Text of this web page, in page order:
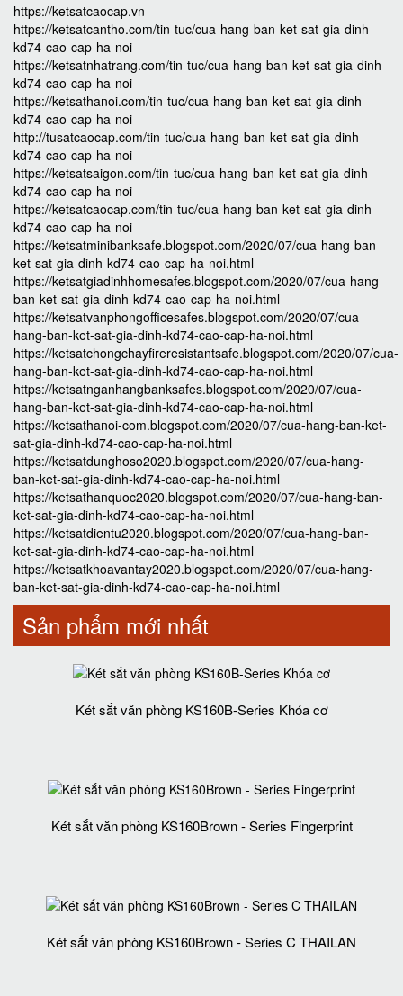
https://ketsatcaocap.vn
https://ketsatcantho.com/tin-tuc/cua-hang-ban-ket-sat-gia-dinh-
kd74-cao-cap-ha-noi
https://ketsatnhatrang.com/tin-tuc/cua-hang-ban-ket-sat-gia-dinh-
kd74-cao-cap-ha-noi
https://ketsathanoi.com/tin-tuc/cua-hang-ban-ket-sat-gia-dinh-
kd74-cao-cap-ha-noi
http://tusatcaocap.com/tin-tuc/cua-hang-ban-ket-sat-gia-dinh-
kd74-cao-cap-ha-noi
https://ketsatsaigon.com/tin-tuc/cua-hang-ban-ket-sat-gia-dinh-
kd74-cao-cap-ha-noi
https://ketsatcaocap.com/tin-tuc/cua-hang-ban-ket-sat-gia-dinh-
kd74-cao-cap-ha-noi
https://ketsatminibanksafe.blogspot.com/2020/07/cua-hang-ban-
ket-sat-gia-dinh-kd74-cao-cap-ha-noi.html
https://ketsatgiadinhhomesafes.blogspot.com/2020/07/cua-hang-
ban-ket-sat-gia-dinh-kd74-cao-cap-ha-noi.html
https://ketsatvanphongofficesafes.blogspot.com/2020/07/cua-
hang-ban-ket-sat-gia-dinh-kd74-cao-cap-ha-noi.html
https://ketsatchongchayfireresistantsafe.blogspot.com/2020/07/cua-
hang-ban-ket-sat-gia-dinh-kd74-cao-cap-ha-noi.html
https://ketsatnganhangbanksafes.blogspot.com/2020/07/cua-
hang-ban-ket-sat-gia-dinh-kd74-cao-cap-ha-noi.html
https://ketsathanoi-com.blogspot.com/2020/07/cua-hang-ban-ket-
sat-gia-dinh-kd74-cao-cap-ha-noi.html
https://ketsatdunghoso2020.blogspot.com/2020/07/cua-hang-
ban-ket-sat-gia-dinh-kd74-cao-cap-ha-noi.html
https://ketsathanquoc2020.blogspot.com/2020/07/cua-hang-ban-
ket-sat-gia-dinh-kd74-cao-cap-ha-noi.html
https://ketsatdientu2020.blogspot.com/2020/07/cua-hang-ban-
ket-sat-gia-dinh-kd74-cao-cap-ha-noi.html
https://ketsatkhoavantay2020.blogspot.com/2020/07/cua-hang-
ban-ket-sat-gia-dinh-kd74-cao-cap-ha-noi.html
Sản phẩm mới nhất
Két sắt văn phòng KS160B-Series Khóa cơ
Két sắt văn phòng KS160Brown - Series Fingerprint
Két sắt văn phòng KS160Brown - Series C THAILAN